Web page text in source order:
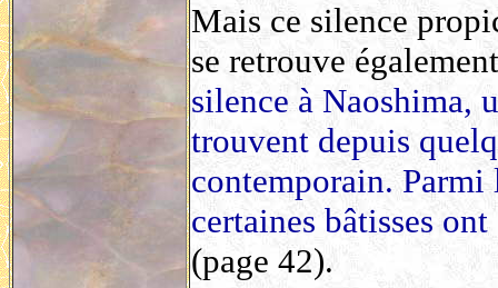
Mais ce silence
se retrouve
silence à Naoshima,
trouvent depuis
contemporain. Parmi
certaines bâtisses
(page 42).